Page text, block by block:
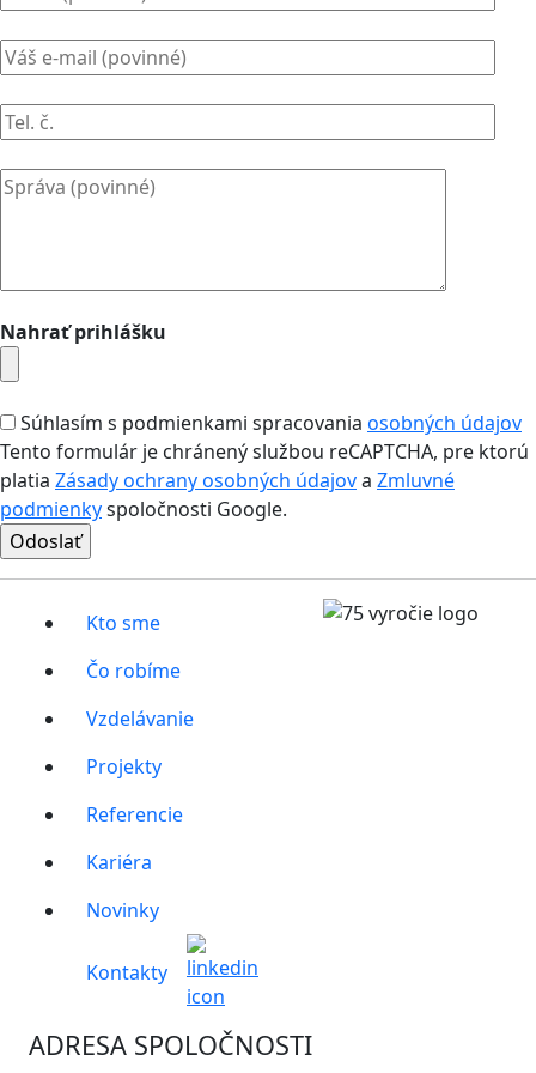
Nahrať prihlášku
Súhlasím s podmienkami spracovania osobných údajov
Tento formulár je chránený službou reCAPTCHA, pre ktorú
platia Zásady ochrany osobných údajova Zmluvné
podmienkyspoločnosti Google.
Kto sme
Čo robíme
Vzdelávanie
Projekty
Referencie
Kariéra
Novinky
Kontakty
ADRESA SPOLOČNOSTI